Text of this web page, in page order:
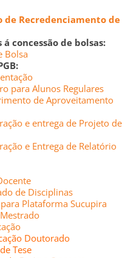
de Recredenciamento de
concessão de bolsas:
Bolsa
para Alunos Regulares
de Aproveitamento
e entrega de Projeto de
e Entrega de Relatório
de Disciplinas
Plataforma Sucupira
Doutorado
Tese